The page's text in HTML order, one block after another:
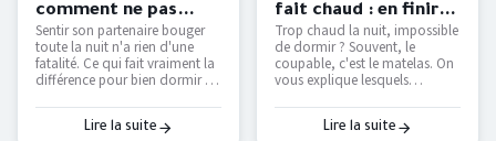
comment ne pas
déranger son
partenaire ?
Sentir son partenaire bouger
toute la nuit n'a rien d'une
fatalité. Ce qui fait vraiment la
différence pour bien dormir à
avant d'acheter.
Lire la suite
fait chaud : en finir
avec les nuits moites
— Literie Bottz Liège
Trop chaud la nuit, impossible
de dormir ? Souvent, le
coupable, c'est le matelas. On
vous explique lesquels
vraiment, et comment
retrouver des nuits fraîches
Lire la suite